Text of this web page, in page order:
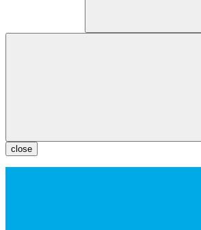
close